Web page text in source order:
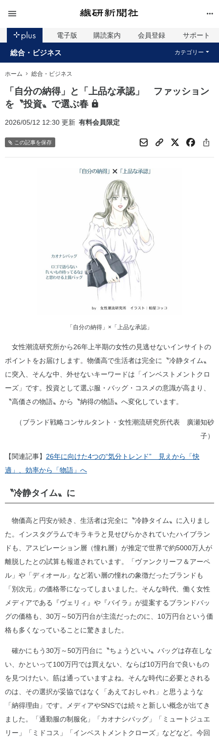
電子版 購読案内 会員登録 サポート
総合・ビジネス カテゴリー
ホーム 総合・ビジネス
「自分の納得」と「上品な承認」 ファッション
を〝投資〟で選ぶ春
2026/05/12 12:30 更新 有料会員限定
この記事を保存
「自分の納得」×「上品な承認」
女性潮流研究所から26年上半期の女性の見逃せないインサイトの
ポイントをお届けします。物価高で生活者は完全に〝冷静タイム〟
に突入、そんな中、外せないキーワードは「インベストメントクロ
ーズ」です。投資として選ぶ服・バッグ・コスメの意識が高まり、
〝高価さの物語〟から〝納得の物語〟へ変化しています。
（ブランド戦略コンサルタント・女性潮流研究所代表 廣瀬知砂
子）
【関連記事】 26年に向けた4つの“気分トレンド” 見えから「快
適」、効率から「物語」へ
〝冷静タイム〟に
物価高と円安が続き、生活者は完全に〝冷静タイム〟に入りまし
た。インスタグラムでキラキラと見せびらかされていたハイブラン
ドも、アスピレーション層（憧れ層）が推定で世界で約5000万人が
離脱したとの試算も報道されています。「ヴァンクリーフ＆アーペ
ル」や「ディオール」など若い層の憧れの象徴だったブランドも
「別次元」の価格帯になってしまいました。そんな時代、働く女性
メディアである『ヴェリィ』や『バイラ』が提案するブランドバッ
グの価格も、30万～50万円台が主流だったのに、10万円台という価
格も多くなっていることに驚きました。
確かにもう30万～50万円台に〝ちょうどいい〟バッグは存在しな
い、かといって100万円では買えない、ならば10万円台で良いもの
を見つけたい。筋は通っていますよね。そんな時代に必要とされる
のは、その選択が妥協ではなく「あえておしゃれ」と思うような
「納得理由」です。メディアやSNSでは続々と新しい概念が出てき
ました。「通勤服の制服化」「カオナシバッグ」「ミュートジュエ
リー」「ミドコス」「インベストメントクローズ」などなど。今回